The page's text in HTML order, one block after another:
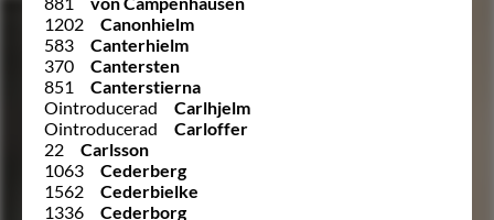
1202
Canonhielm
583
Canterhielm
370
Cantersten
851
Canterstierna
Ointroducerad
Carlhjelm
Ointroducerad
Carloffer
22
Carlsson
1063
Cederberg
1562
Cederbielke
1336
Cederborg